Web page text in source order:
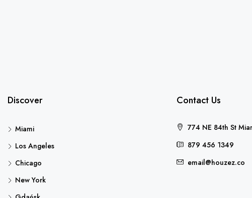
Discover
Miami
Los Angeles
Chicago
New York
Contact Us
774 NE 84th St
879 456 1349
email@houzez.co